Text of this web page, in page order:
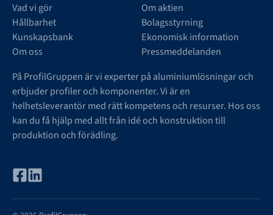
Vad vi gör
Hållbarhet
Kunskapsbank
Om oss
Om aktien
Bolagsstyrning
Ekonomisk information
Pressmeddelanden
På ProfilGruppen är vi experter på aluminiumlösningar och
erbjuder profiler och komponenter. Vi är en
helhetsleverantör med rätt kompetens och resurser. Hos oss
kan du få hjälp med allt från idé och konstruktion till
produktion och förädling.